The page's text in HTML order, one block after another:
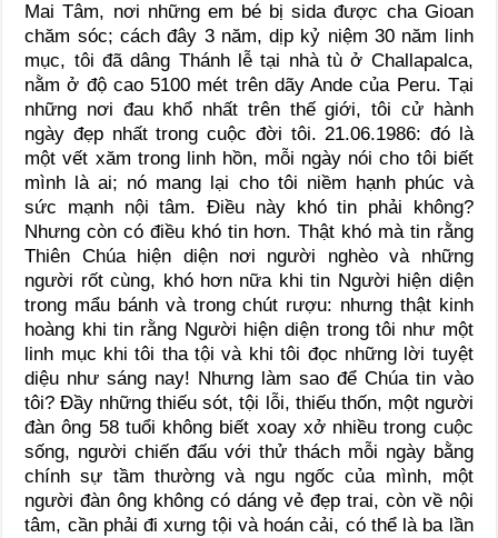
Mai Tâm, nơi những em bé bị sida được cha Gioan
chăm sóc; cách đây 3 năm, dịp kỷ niệm 30 năm linh
mục, tôi đã dâng Thánh lễ tại nhà tù ở Challapalca,
nằm ở độ cao 5100 mét trên dãy Ande của Peru. Tại
những nơi đau khổ nhất trên thế giới, tôi cử hành
ngày đẹp nhất trong cuộc đời tôi. 21.06.1986: đó là
một vết xăm trong linh hồn, mỗi ngày nói cho tôi biết
mình là ai; nó mang lại cho tôi niềm hạnh phúc và
sức mạnh nội tâm. Điều này khó tin phải không?
Nhưng còn có điều khó tin hơn. Thật khó mà tin rằng
Thiên Chúa hiện diện nơi người nghèo và những
người rốt cùng, khó hơn nữa khi tin Người hiện diện
trong mẩu bánh và trong chút rượu: nhưng thật kinh
hoàng khi tin rằng Người hiện diện trong tôi như một
linh mục khi tôi tha tội và khi tôi đọc những lời tuyệt
diệu như sáng nay! Nhưng làm sao để Chúa tin vào
tôi? Đầy những thiếu sót, tội lỗi, thiếu thốn, một người
đàn ông 58 tuổi không biết xoay xở nhiều trong cuộc
sống, người chiến đấu với thử thách mỗi ngày bằng
chính sự tầm thường và ngu ngốc của mình, một
người đàn ông không có dáng vẻ đẹp trai, còn về nội
tâm, cần phải đi xưng tội và hoán cải, có thể là ba lần